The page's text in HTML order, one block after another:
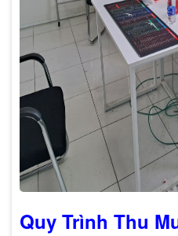
Quy Trình Thu